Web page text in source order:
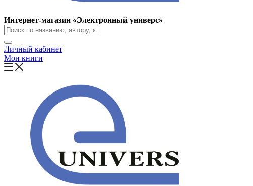
Интернет-магазин «Электронный универс»
Личный кабинет
Мои книги